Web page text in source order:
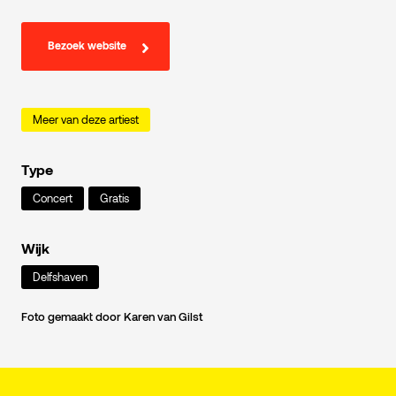
Bezoek website
Meer van deze artiest
Type
Concert Gratis
Wijk
Delfshaven
Foto gemaakt door Karen van Gilst